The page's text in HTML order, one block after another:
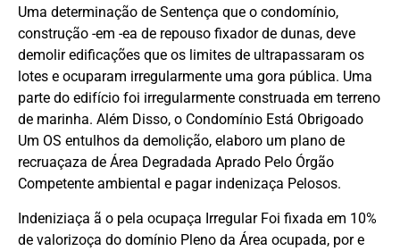
Uma determinação de Sentença que o condomínio,
construção -em -ea de repouso fixador de dunas, deve
demolir edificações que os limites de ultrapassaram os
lotes e ocuparam irregularmente uma gora pública. Uma
parte do edifício foi irregularmente construada em terreno
de marinha. Além Disso, o Condomínio Está Obrigoado
Um OS entulhos da demolição, elaboro um plano de
recruaçaza de Área Degradada Aprado Pelo Órgão
Competente ambiental e pagar indenizaça Pelosos.
Indeniziaça ã o pela ocupaça Irregular Foi fixada em 10%
de valorizoça do domínio Pleno da Área ocupada, por e